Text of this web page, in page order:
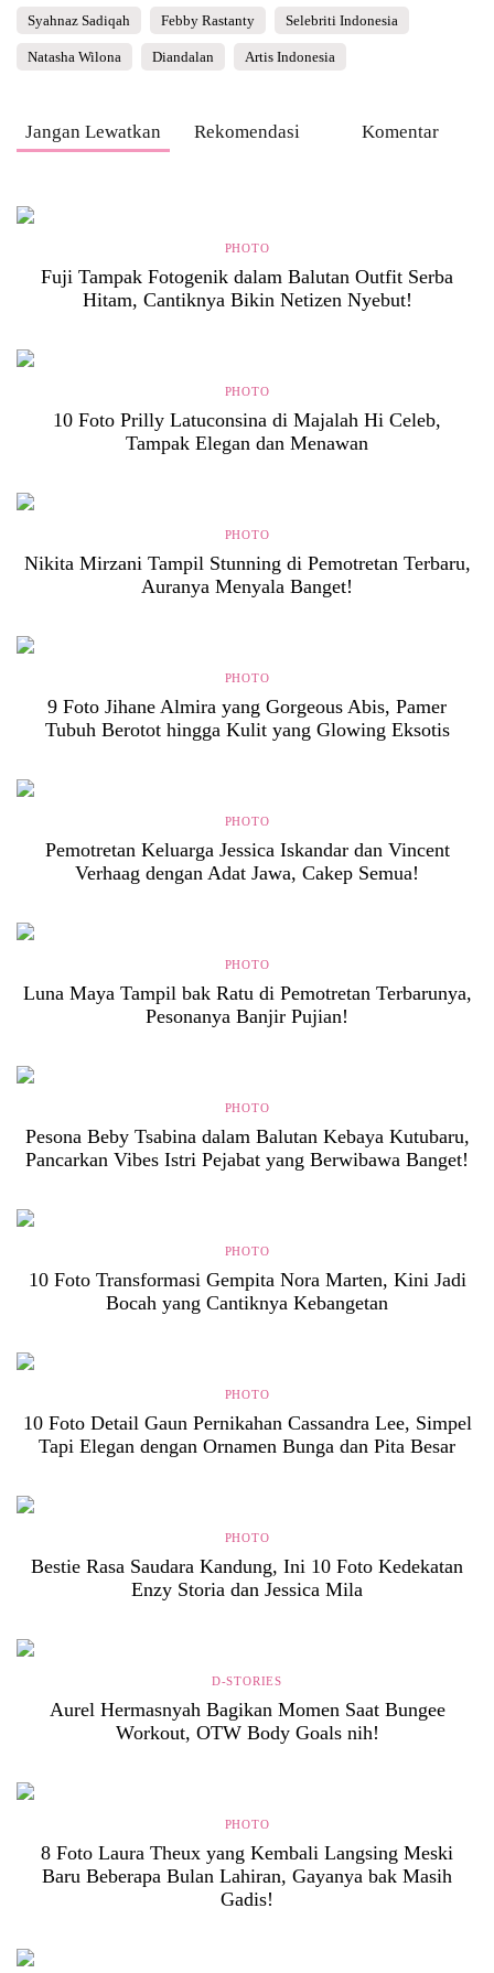
Syahnaz Sadiqah Febby Rastanty Selebriti Indonesia
Natasha Wilona Diandalan Artis Indonesia
Jangan Lewatkan Rekomendasi Komentar
PHOTO
Fuji Tampak Fotogenik dalam Balutan Outfit Serba
Hitam, Cantiknya Bikin Netizen Nyebut!
PHOTO
10 Foto Prilly Latuconsina di Majalah Hi Celeb,
Tampak Elegan dan Menawan
PHOTO
Nikita Mirzani Tampil Stunning di Pemotretan Terbaru,
Auranya Menyala Banget!
PHOTO
9 Foto Jihane Almira yang Gorgeous Abis, Pamer
Tubuh Berotot hingga Kulit yang Glowing Eksotis
PHOTO
Pemotretan Keluarga Jessica Iskandar dan Vincent
Verhaag dengan Adat Jawa, Cakep Semua!
PHOTO
Luna Maya Tampil bak Ratu di Pemotretan Terbarunya,
Pesonanya Banjir Pujian!
PHOTO
Pesona Beby Tsabina dalam Balutan Kebaya Kutubaru,
Pancarkan Vibes Istri Pejabat yang Berwibawa Banget!
PHOTO
10 Foto Transformasi Gempita Nora Marten, Kini Jadi
Bocah yang Cantiknya Kebangetan
PHOTO
10 Foto Detail Gaun Pernikahan Cassandra Lee, Simpel
Tapi Elegan dengan Ornamen Bunga dan Pita Besar
PHOTO
Bestie Rasa Saudara Kandung, Ini 10 Foto Kedekatan
Enzy Storia dan Jessica Mila
D-STORIES
Aurel Hermasnyah Bagikan Momen Saat Bungee
Workout, OTW Body Goals nih!
PHOTO
8 Foto Laura Theux yang Kembali Langsing Meski
Baru Beberapa Bulan Lahiran, Gayanya bak Masih
Gadis!